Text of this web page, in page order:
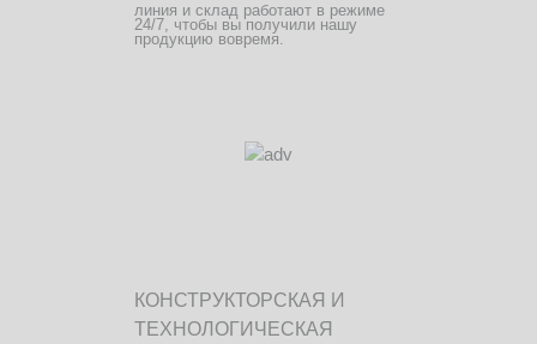
линия и склад работают в режиме
24/7, чтобы вы получили нашу
продукцию вовремя.
КОНСТРУКТОРСКАЯ И
ТЕХНОЛОГИЧЕСКАЯ